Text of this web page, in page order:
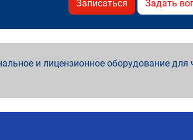
Записаться Задать
и лицензионное оборудование для